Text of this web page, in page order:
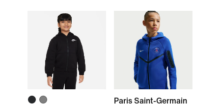
Paris Saint-Germain